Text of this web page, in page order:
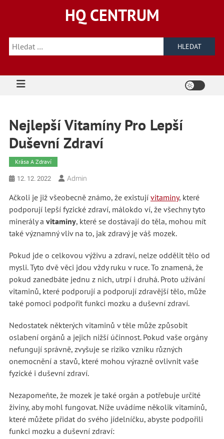
HQ CENTRUM
Vyhledávání
Nejlepší Vitamíny Pro Lepší
Duševní Zdraví
Krása A Zdraví
12. 12. 2022 Admin
Ačkoli je již všeobecně známo, že existují vitaminy, které
podporují lepší fyzické zdraví, málokdo ví, že všechny tyto
minerály a vitaminy, které se dostávají do těla, mohou mít
také významný vliv na to, jak zdravý je váš mozek.
Pokud jde o celkovou výživu a zdraví, nelze oddělit tělo od
mysli. Tyto dvě věci jdou vždy ruku v ruce. To znamená, že
pokud zanedbáte jednu z nich, utrpí i druhá. Proto užívání
vitaminů, které podporují a podporují zdravější tělo, může
také pomoci podpořit funkci mozku a duševní zdraví.
Nedostatek některých vitaminů v těle může způsobit
oslabení orgánů a jejich nižší účinnost. Pokud vaše orgány
nefungují správně, zvyšuje se riziko vzniku různých
onemocnění a stavů, které mohou výrazně ovlivnit vaše
fyzické i duševní zdraví.
Nezapomeňte, že mozek je také orgán a potřebuje určité
živiny, aby mohl fungovat. Níže uvádíme několik vitamínů,
které můžete přidat do svého jídelníčku, abyste podpořili
funkci mozku a duševní zdraví: